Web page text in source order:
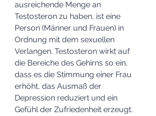
ausreichende Menge an
Testosteron zu haben, ist eine
Person (Männer und Frauen) in
Ordnung mit dem sexuellen
Verlangen. Testosteron wirkt auf
die Bereiche des Gehirns so ein,
dass es die Stimmung einer Frau
erhöht, das Ausmaß der
Depression reduziert und ein
Gefühl der Zufriedenheit erzeugt.